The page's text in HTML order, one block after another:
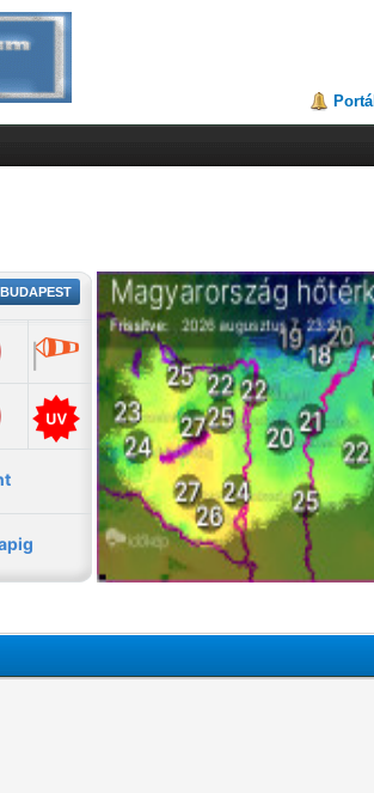
Portál